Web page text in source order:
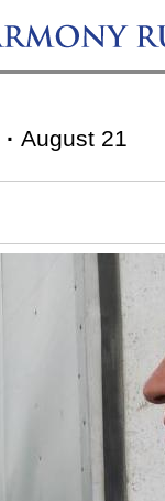
· August 21